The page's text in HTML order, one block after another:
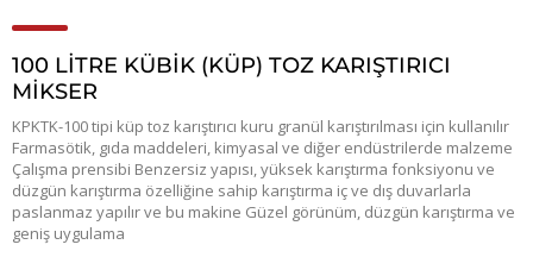
100 LİTRE KÜBİK (KÜP) TOZ KARIŞTIRICI
MİKSER
KPKTK-100 tipi küp toz karıştırıcı kuru granül karıştırılması için kullanılır
Farmasötik, gıda maddeleri, kimyasal ve diğer endüstrilerde malzeme
Çalışma prensibi Benzersiz yapısı, yüksek karıştırma fonksiyonu ve
düzgün karıştırma özelliğine sahip karıştırma iç ve dış duvarlarla
paslanmaz yapılır ve bu makine Güzel görünüm, düzgün karıştırma ve
geniş uygulama